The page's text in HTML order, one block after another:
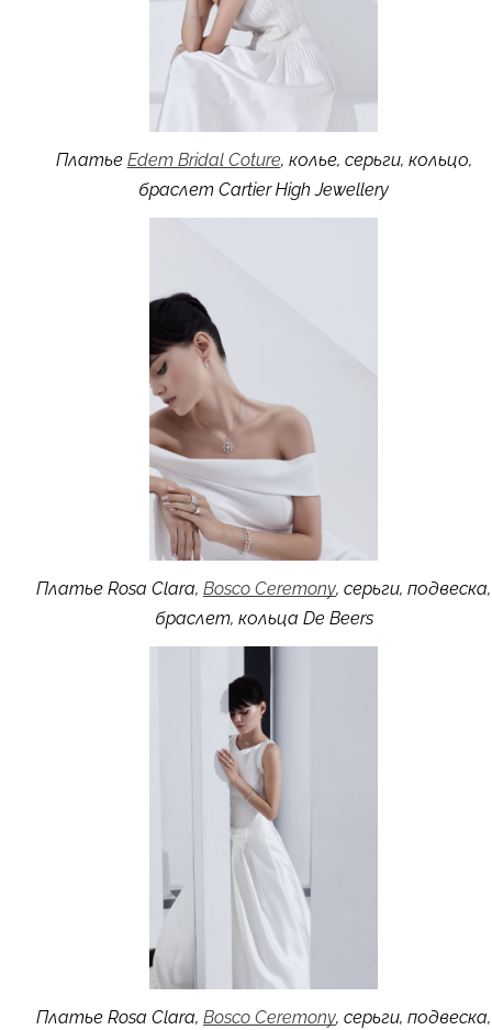
Платье Edem Bridal Coture, колье, серьги, кольцо,
браслет Cartier High Jewellery
Платье Rosa Clara, Bosco Ceremony, серьги, подвеска,
браслет, кольца De Beers
Платье Rosa Clara, Bosco Ceremony, серьги, подвеска,